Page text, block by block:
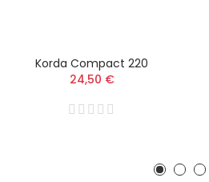
Korda Compact 220
24,50 €